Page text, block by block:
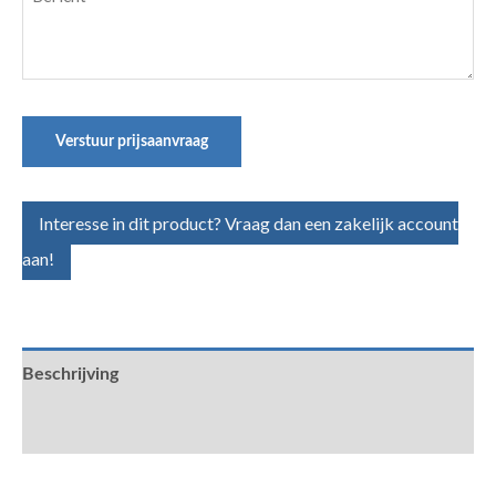
Verstuur prijsaanvraag
Interesse in dit product? Vraag dan een zakelijk account
aan!
Beschrijving